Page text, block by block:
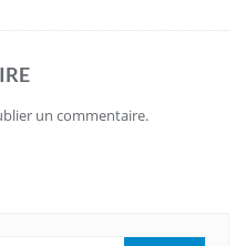
un commentaire.